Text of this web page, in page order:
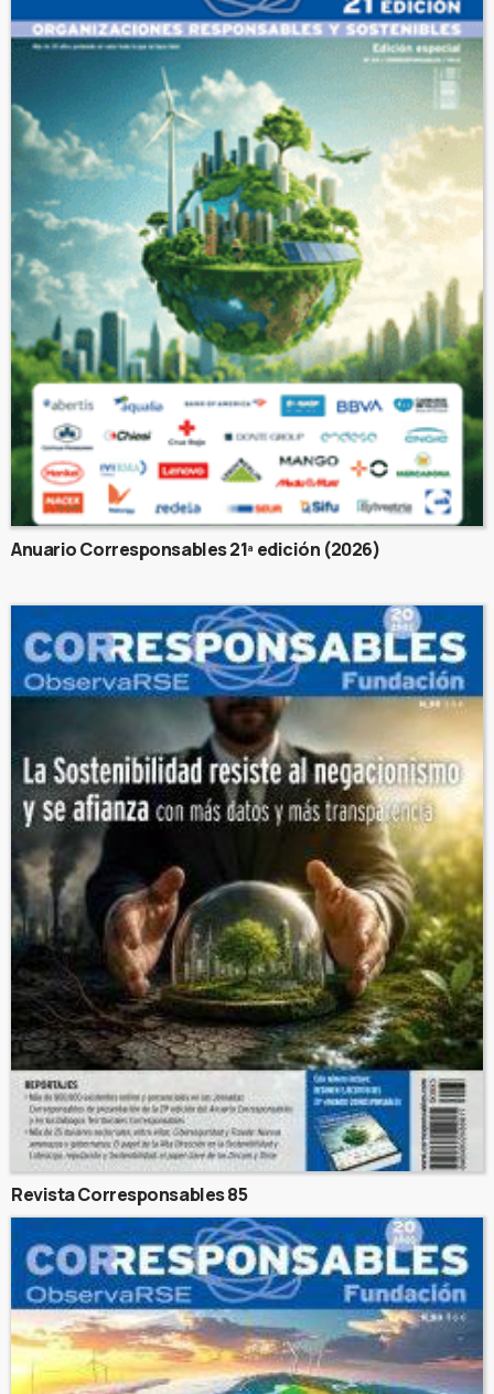
Anuario Corresponsables 21ª edición (2026)
Revista Corresponsables 85